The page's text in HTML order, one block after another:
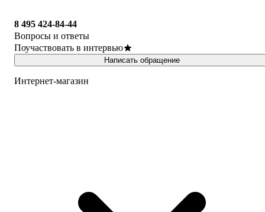
8 495 424-84-44
Вопросы и ответы
Поучаствовать в интервью
Написать обращение
Интернет-магазин